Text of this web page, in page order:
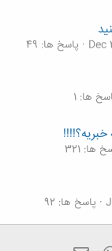
Dec
پاسخ ها: 49
ها: 1
ها: 321
پاسخ ها: 92
بی فایدس